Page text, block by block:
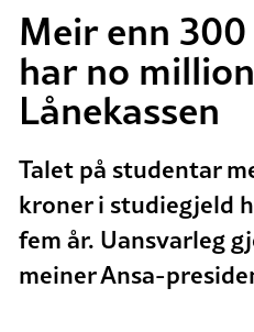
Meir enn
har no
Lånekassen
Talet på studentar
kroner i studiegjeld
fem år. Uansvarleg
meiner Ansa-